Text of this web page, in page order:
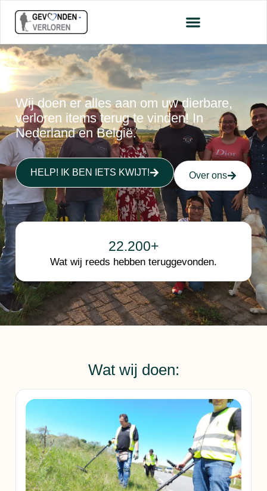
Wij doen er alles aan om uw dierbare,
verloren items terug te vinden! In
Nederland en België.
HELP! IK BEN IETS KWIJT! Over ons
Wat wij reeds hebben teruggevonden.
22.200+
Wat wij doen: